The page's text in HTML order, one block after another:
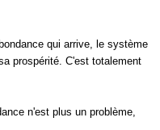
qui arrive, le système
prospérité. C'est totalement
n'est plus un problème,